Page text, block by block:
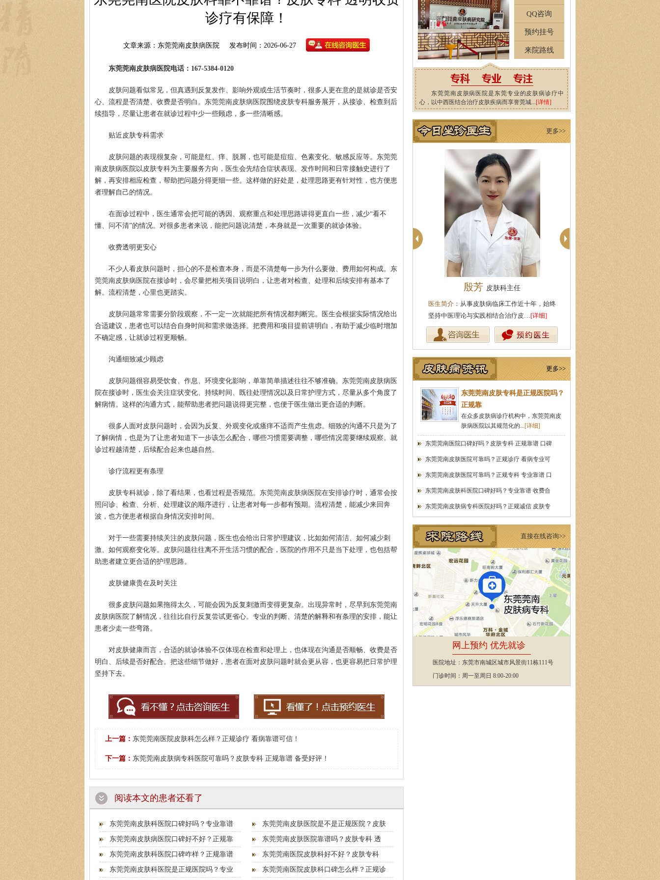
诊疗有保障！
文章来源：东莞莞南皮肤病医院 发布时间：2026-06-27
东莞莞南皮肤病医院电话：167-5384-0120
皮肤问题看似常见，但真遇到反复发作、影响外观或生活节奏时，很多人更在意的是就诊是否安
心、流程是否清楚、收费是否明白。东莞莞南皮肤病医院围绕皮肤专科服务展开，从接诊、检查到后
续指导，尽量让患者在就诊过程中少一些顾虑，多一些清晰感。
贴近皮肤专科需求
皮肤问题的表现很复杂，可能是红、痒、脱屑，也可能是痘痘、色素变化、敏感反应等。东莞莞
南皮肤病医院以皮肤专科为主要服务方向，医生会先结合症状表现、发作时间和日常接触史进行了
解，再安排相应检查，帮助把问题分得更细一些。这样做的好处是，处理思路更有针对性，也方便患
者理解自己的情况。
在面诊过程中，医生通常会把可能的诱因、观察重点和处理思路讲得更直白一些，减少“看不
懂、问不清”的情况。对很多患者来说，能把问题说清楚，本身就是一次重要的就诊体验。
收费透明更安心
不少人看皮肤问题时，担心的不是检查本身，而是不清楚每一步为什么要做、费用如何构成。东
莞莞南皮肤病医院在接诊时，会尽量把相关项目说明白，让患者对检查、处理和后续安排有基本了
解。流程清楚，心里也更踏实。
皮肤问题常常需要分阶段观察，不一定一次就能把所有情况都判断完。医生会根据实际情况给出
合适建议，患者也可以结合自身时间和需求做选择。把费用和项目提前讲明白，有助于减少临时增加
不确定感，让就诊过程更顺畅。
沟通细致减少顾虑
皮肤问题很容易受饮食、作息、环境变化影响，单靠简单描述往往不够准确。东莞莞南皮肤病医
院在接诊时，医生会关注症状变化、持续时间、既往处理情况以及日常护理方式，尽量从多个角度了
解病情。这样的沟通方式，能帮助患者把问题说得更完整，也便于医生做出更合适的判断。
很多人面对皮肤问题时，会因为反复、外观变化或瘙痒不适而产生焦虑。细致的沟通不只是为了
了解病情，也是为了让患者知道下一步该怎么配合，哪些习惯需要调整，哪些情况需要继续观察。就
诊过程越清楚，后续配合起来也越自然。
诊疗流程更有条理
皮肤专科就诊，除了看结果，也看过程是否规范。东莞莞南皮肤病医院在安排诊疗时，通常会按
照问诊、检查、分析、处理建议的顺序进行，让患者对每一步都有预期。流程清楚，能减少来回奔
波，也方便患者根据自身情况安排时间。
对于一些需要持续关注的皮肤问题，医生也会给出日常护理建议，比如如何清洁、如何减少刺
激、如何观察变化等。皮肤问题往往离不开生活习惯的配合，医院的作用不只是当下处理，也包括帮
助患者建立更合适的护理思路。
皮肤健康贵在及时关注
很多皮肤问题如果拖得太久，可能会因为反复刺激而变得更复杂。出现异常时，尽早到东莞莞南
皮肤病医院了解情况，往往比自行反复尝试更省心。专业的判断、清楚的解释和有条理的安排，能让
患者少走一些弯路。
对皮肤健康而言，合适的就诊体验不仅体现在检查和处理上，也体现在沟通是否顺畅、收费是否
明白、后续是否好配合。把这些细节做好，患者在面对皮肤问题时就会更从容，也更容易把日常护理
坚持下去。
上一篇： 东莞莞南医院皮肤科怎么样？正规诊疗 看病靠谱可信！
下一篇： 东莞莞南皮肤病专科医院可靠吗？皮肤专科 正规靠谱 备受好评！
阅读本文的患者还看了
东莞莞南皮肤科医院口碑好吗？专业靠谱 东莞莞南皮肤医院是不是正规医院？皮肤
东莞莞南皮肤病医院口碑好不好？正规靠 东莞莞南皮肤医院靠谱吗？皮肤专科 透
东莞莞南皮肤科医院口碑咋样？正规靠谱 东莞莞南医院皮肤科好不好？皮肤专科
东莞莞南皮肤科医院是正规医院吗？专业 东莞莞南医院皮肤科口碑怎么样？正规诊
QQ咨询
预约挂号
来院路线
东莞莞南皮肤病医院是东莞专业的皮肤病诊疗中
心，以中西医结合治疗皮肤疾病而享誉莞城...[详情]
更多>>
殷芳 皮肤科主任
医生简介 ：从事皮肤病临床工作近十年，始终
坚持中医理论与实践相结合治疗皮…[详细]
更多>>
东莞莞南皮肤专科是正规医院吗？
正规靠
在众多皮肤病诊疗机构中，东莞莞南皮
肤病医院以其规范化的...[详细]
东莞莞南医院口碑好吗？皮肤专科 正规靠谱 口碑
东莞莞南皮肤医院可靠吗？正规诊疗 看病专业可
东莞莞南皮肤医院可靠吗？正规专科 专业靠谱 口
东莞莞南皮肤科医院口碑好吗？专业靠谱 收费合
东莞莞南皮肤病专科医院好吗？正规诚信 皮肤专
直接在线咨询>>
网上预约 优先就诊
医院地址：东莞市南城区城市风景街11栋111号
门诊时间：周一至周日 8:00-20:00